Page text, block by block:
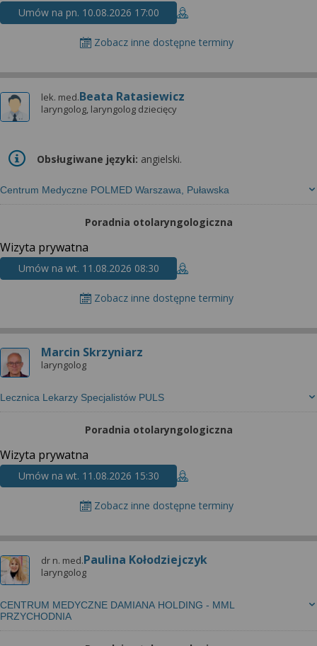
Umów na pn. 10.08.2026 17:00
Zobacz inne dostępne terminy
lek. med.Beata Ratasiewicz
laryngolog, laryngolog dziecięcy
Centrum Medyczne POLMED Warszawa, Puławska
Obsługiwane języki: angielski.
Poradnia otolaryngologiczna
Wizyta prywatna
Umów na wt. 11.08.2026 08:30
Zobacz inne dostępne terminy
Marcin Skrzyniarz
laryngolog
Lecznica Lekarzy Specjalistów PULS
Poradnia otolaryngologiczna
Wizyta prywatna
Umów na wt. 11.08.2026 15:30
Zobacz inne dostępne terminy
dr n. med.Paulina Kołodziejczyk
laryngolog
CENTRUM MEDYCZNE DAMIANA HOLDING - MML
PRZYCHODNIA